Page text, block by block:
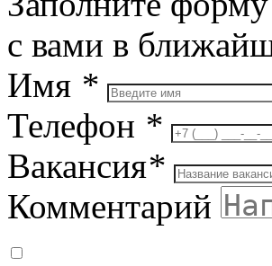
с вами в
Имя *
Телефон *
Вакансия*
Комментарий